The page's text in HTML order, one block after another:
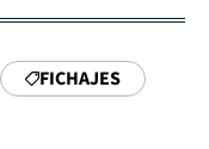
FICHAJES